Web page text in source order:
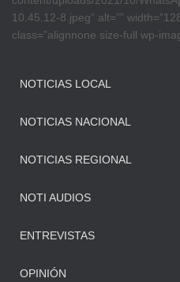
10.45.12-8.jpeg” alt=””
class=”alignnone size-full wp-
NOTICIAS LOCAL
NOTICIAS NACIONAL
NOTICIAS REGIONAL
NOTI AUDIOS
ENTREVISTAS
OPINIÓN